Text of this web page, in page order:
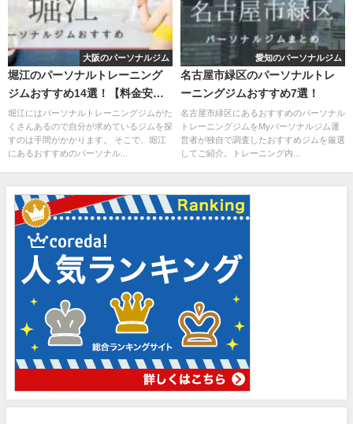
大阪のパーソナルジム
堀江のパーソナルトレーニング
ジムおすすめ14選！【料金安
い】
堀江にはパーソナルトレーニングジムがた
くさんあるので自分が求めているジムを探
すのは手間がかかります。 そこで、堀江
にあるおすすめのパーソナル...
愛知のパーソナルジム
名古屋市緑区のパーソナルトレ
ーニングジムおすすめ7選！
名古屋市緑区にあるおすすめのパーソナル
トレーニングジムをMyパーソナルジム運
営者が独自で調査したおすすめジムを厳選
してご紹介。トレーニング内...